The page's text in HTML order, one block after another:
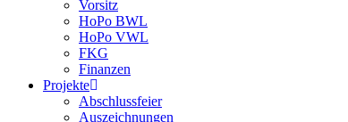
Vorsitz
HoPo BWL
HoPo VWL
FKG
Finanzen
Projekte
Abschlussfeier
Auszeichnungen